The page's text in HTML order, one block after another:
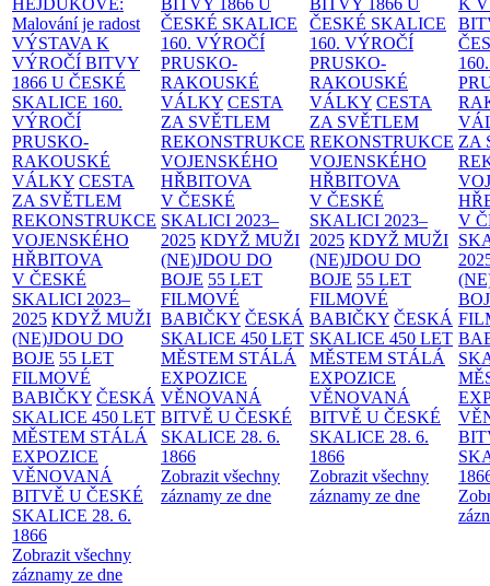
HEJDUKOVÉ:
Malování je radost
VÝSTAVA K
VÝROČÍ BITVY
1866 U ČESKÉ
SKALICE 160.
VÝROČÍ
PRUSKO-
RAKOUSKÉ
VÁLKY CESTA
ZA SVĚTLEM
REKONSTRUKCE
VOJENSKÉHO
HŘBITOVA
V ČESKÉ
SKALICI 2023–
2025 KDYŽ MUŽI
(NE)JDOU DO
BOJE 55 LET
FILMOVÉ
BABIČKY ČESKÁ
SKALICE 450 LET
MĚSTEM STÁLÁ
EXPOZICE
VĚNOVANÁ
BITVĚ U ČESKÉ
SKALICE 28. 6.
1866
Zobrazit všechny
záznamy ze dne
BITVY 1866 U
ČESKÉ SKALICE
160. VÝROČÍ
PRUSKO-
RAKOUSKÉ
VÁLKY CESTA
ZA SVĚTLEM
REKONSTRUKCE
VOJENSKÉHO
HŘBITOVA
V ČESKÉ
SKALICI 2023–
2025 KDYŽ MUŽI
(NE)JDOU DO
BOJE 55 LET
FILMOVÉ
BABIČKY ČESKÁ
SKALICE 450 LET
MĚSTEM STÁLÁ
EXPOZICE
VĚNOVANÁ
BITVĚ U ČESKÉ
SKALICE 28. 6.
1866
Zobrazit všechny
záznamy ze dne
BITVY 1866 U
ČESKÉ SKALICE
160. VÝROČÍ
PRUSKO-
RAKOUSKÉ
VÁLKY CESTA
ZA SVĚTLEM
REKONSTRUKCE
VOJENSKÉHO
HŘBITOVA
V ČESKÉ
SKALICI 2023–
2025 KDYŽ MUŽI
(NE)JDOU DO
BOJE 55 LET
FILMOVÉ
BABIČKY ČESKÁ
SKALICE 450 LET
MĚSTEM STÁLÁ
EXPOZICE
VĚNOVANÁ
BITVĚ U ČESKÉ
SKALICE 28. 6.
1866
Zobrazit všechny
záznamy ze dne
K
ZA
V